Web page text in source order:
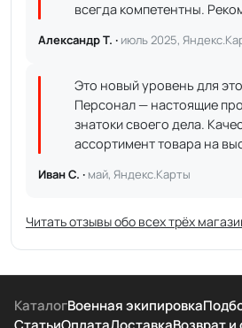
всегда компетентны.
Александр Т. · июль 2025,
Это новый уровень для
Персонал — настоящие
знатоки своего дела.
ассортимент товара на
Иван С. · май, Яндекс.Карты
Читать отзывы обо всех трёх
КаталогВоенная экипировка